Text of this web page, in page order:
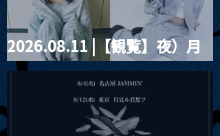
2026.08.11 |【観覧】夜）月
見ル君想フpre. Sugar Shock